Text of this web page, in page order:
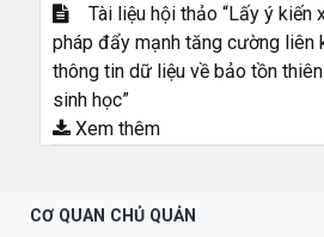
Tài liệu hội thảo “Lấy ý kiến
pháp đẩy mạnh tăng cường liên
thông tin dữ liệu về bảo tồn
sinh học”
Xem thêm
CƠ QUAN CHỦ QUẢN